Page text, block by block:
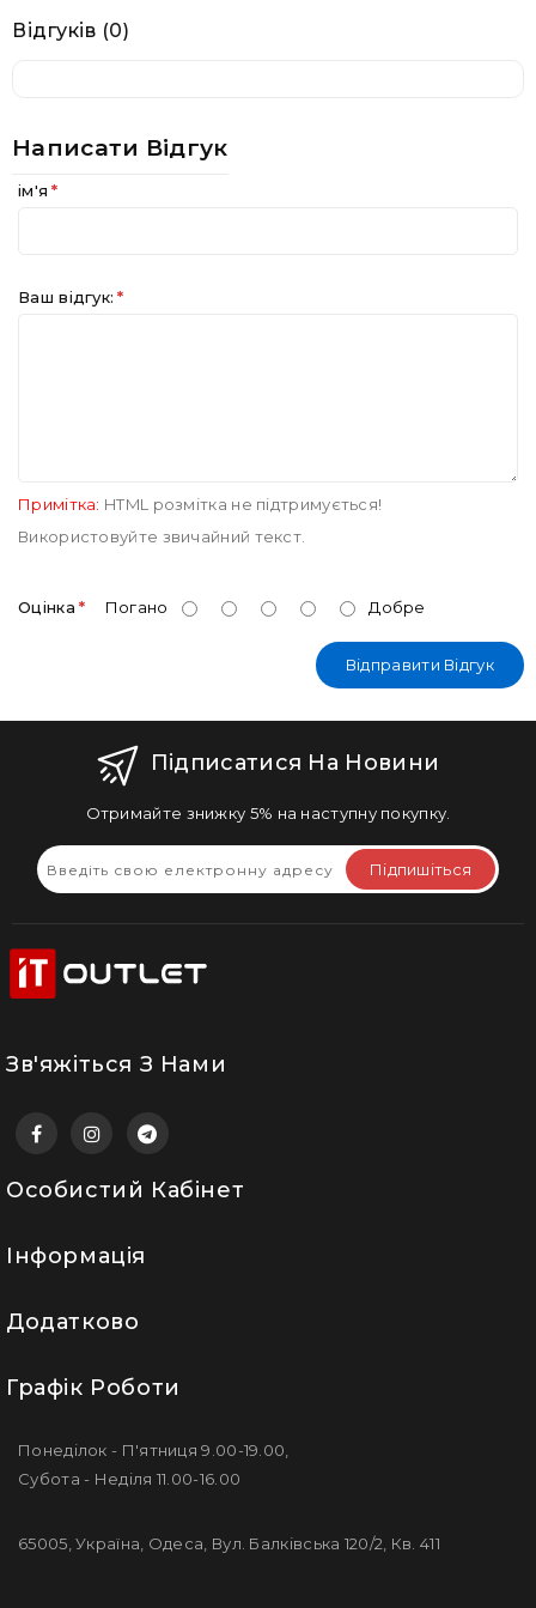
Відгуків (0)
Написати Відгук
ім'я
Ваш відгук:
Примітка: HTML розмітка не підтримується!
Використовуйте звичайний текст.
Оцінка Погано Добре
Відправити Відгук
Підписатися На Новини
Отримайте знижку 5% на наступну покупку.
Підпишіться
Зв'яжіться З Нами
Особистий Кабінет
Інформація
Додатково
Графік Роботи
Понеділок - П'ятниця 9.00-19.00,
Субота - Неділя 11.00-16.00
65005, Україна, Одеса, Вул. Балківська 120/2, Кв. 411